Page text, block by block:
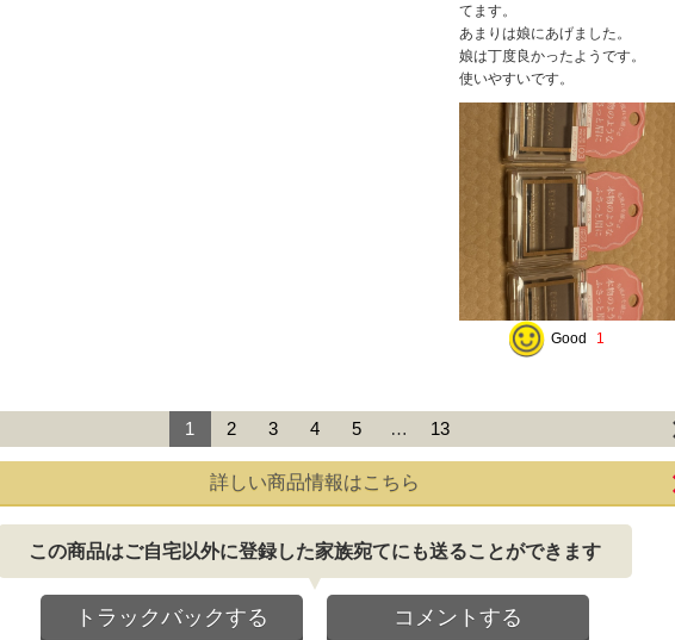
てます。
あまりは娘にあげました。
娘は丁度良かったようです。
使いやすいです。
Good 1
1 2 3 4 5 … 13
詳しい商品情報はこちら
この商品はご自宅以外に登録した家族宛てにも送ることができます
トラックバックする コメントする